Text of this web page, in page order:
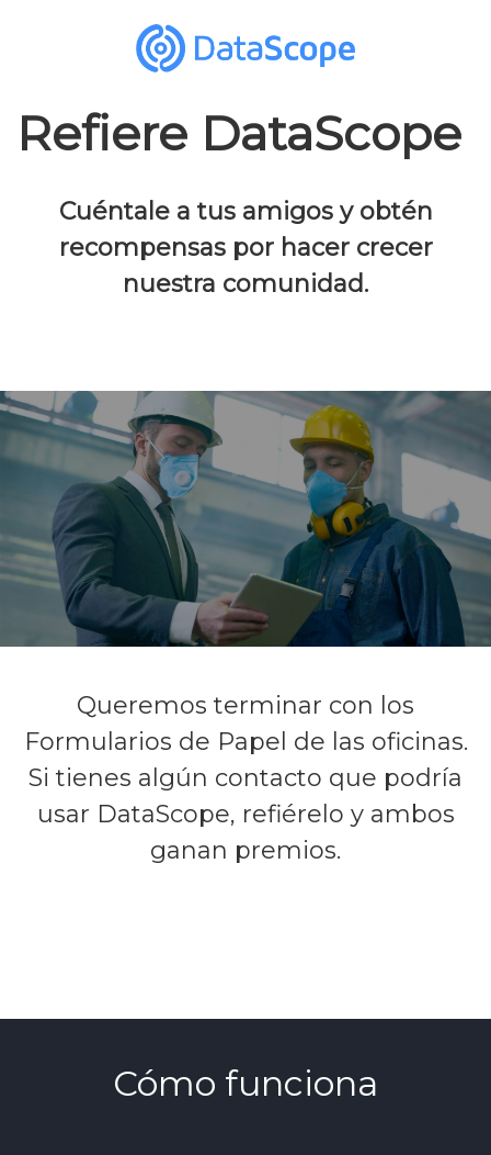
Refiere DataScope
Cuéntale a tus amigos y obtén
recompensas por hacer crecer
nuestra comunidad.
Queremos terminar con los
Formularios de Papel de las oficinas.
Si tienes algún contacto que podría
usar DataScope, refiérelo y ambos
ganan premios.
Cómo funciona